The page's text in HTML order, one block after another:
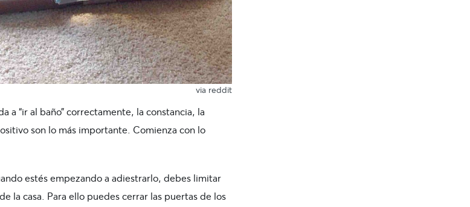
via reddit
a “ir al baño” correctamente, la constancia, la
son lo más importante. Comienza con lo
estés empezando a adiestrarlo, debes limitar
la casa. Para ello puedes cerrar las puertas de los